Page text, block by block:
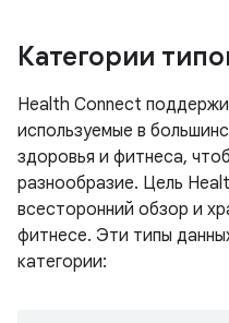
Категории
Health Connect
используемые в
здоровья и фитнеса,
разнообразие. Цель
всесторонний обзор и
фитнесе. Эти типы
категории: